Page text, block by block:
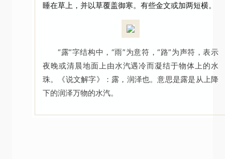
睡在草上，并以草覆盖御寒。有些金文或加两短横。
“露”字结构中，“雨”为意符，“路”为声符，表示
夜晚或清晨地面上由水汽遇冷而凝结于物体上的水
珠。《说文解字》：露，润泽也。意思是露是从上降
下的润泽万物的水汽。